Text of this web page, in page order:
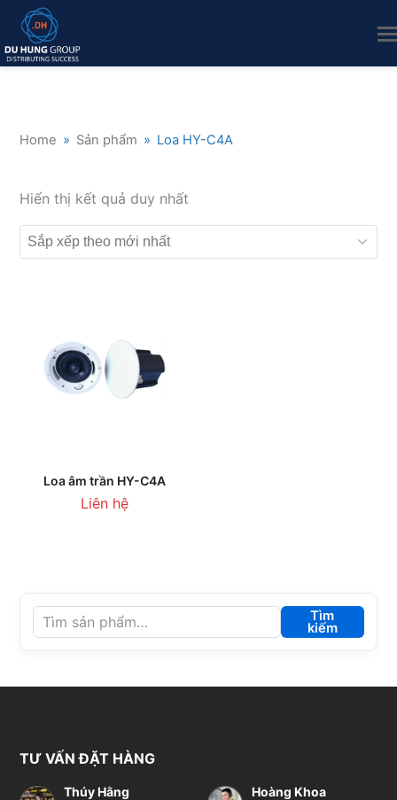
Home » Sản phẩm » Loa HY-C4A
Hiển thị kết quả duy nhất
Loa âm trần HY-C4A
Liên hệ
Tìm
kiếm
TƯ VẤN ĐẶT HÀNG
Thúy Hằng
Hoàng Khoa